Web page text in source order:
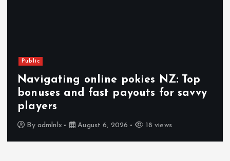
Public
Navigating online pokies NZ: Top
bonuses and fast payouts for savvy
players
By admlnlx August 6, 2026 18 views